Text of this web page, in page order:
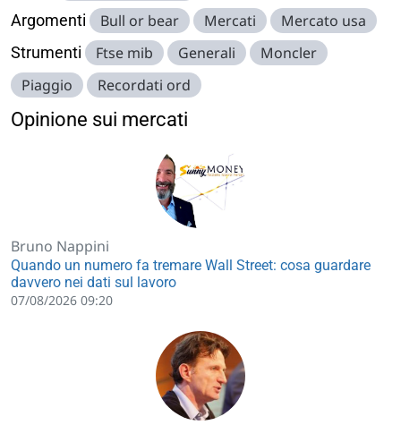
Argomenti Bull or bear Mercati Mercato usa
Strumenti Ftse mib Generali
Moncler
Piaggio
Recordati ord
Opinione sui mercati
Bruno Nappini
Quando un numero fa tremare Wall Street: cosa guardare
davvero nei dati sul lavoro
07/08/2026 09:20